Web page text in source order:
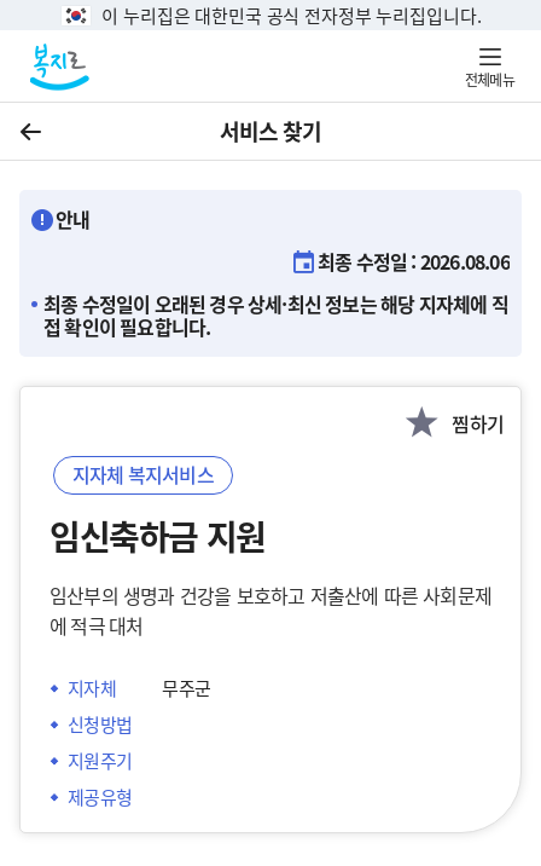
이 누리집은 대한민국 공식 전자정부 누리집입니다.
전체메뉴
이전 서비스 찾기
안내
최종 수정일 : 2026.08.06
최종 수정일이 오래된 경우 상세·최신 정보는 해당 지자체에 직
접 확인이 필요합니다.
찜하기
지자체 복지서비스
임신축하금 지원
임산부의 생명과 건강을 보호하고 저출산에 따른 사회문제
에 적극 대처
지자체
무주군
신청방법
지원주기
제공유형